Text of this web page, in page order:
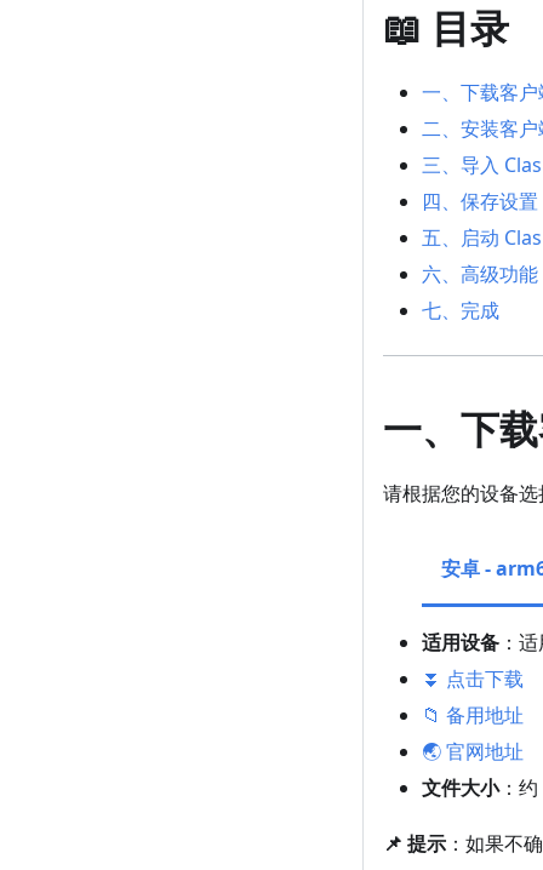
📖 目录
一、下载客户
二、安装客户
三、导入
四、保存设置
五、启动
六、高级功
七、完成
一、下
请根据您的设备
安卓 -
适用设备 ：
⏬ 点击下载
📁 备用地址
🌏 官网地址
文件大小：
📌 提示 ：如果不